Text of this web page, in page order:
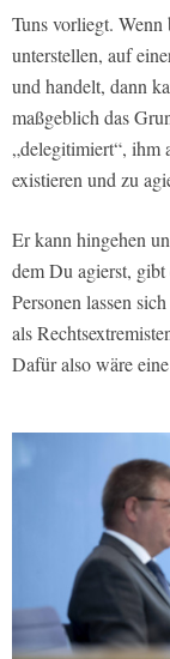
Tuns vorliegt.
unterstellen, auf
und handelt, dann
maßgeblich das
„delegitimiert“, ihm
existieren und zu
Er kann hingehen
dem Du agierst,
Personen lassen
als
Dafür also wäre